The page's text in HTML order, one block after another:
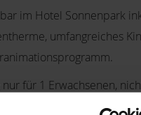
im Hotel Sonnenpark
umfangreiches
nur für 1 Erwachsenen,